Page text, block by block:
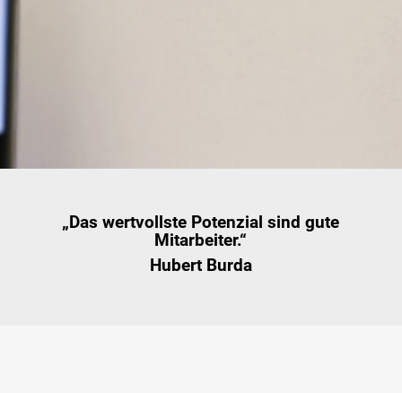
„Das wertvollste Potenzial sind gute
Mitarbeiter.“
Hubert Burda